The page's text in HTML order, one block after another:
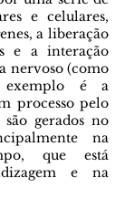
e celulares,
a liberação
e a interação
nervoso (como
exemplo é a
processo pelo
gerados no
na
que está
e na